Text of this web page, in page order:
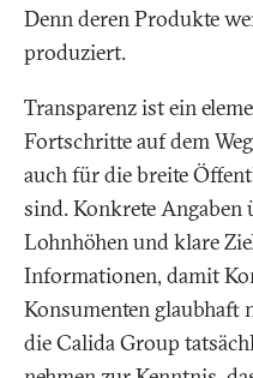
Denn deren Produkte
produziert.
Transparenz ist ein
Fortschritte auf dem
auch für die breite
sind. Konkrete Angaben
Lohnhöhen und klare
Informationen, damit
Konsumenten glaubhaft
die Calida Group